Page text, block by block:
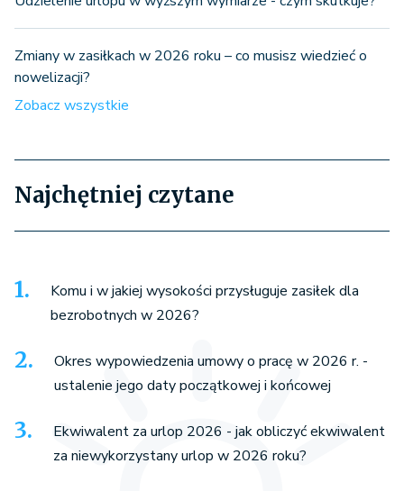
Zmiany w zasiłkach w 2026 roku – co musisz wiedzieć o
nowelizacji?
Zobacz wszystkie
Najchętniej czytane
Komu i w jakiej wysokości przysługuje zasiłek dla
bezrobotnych w 2026?
Okres wypowiedzenia umowy o pracę w 2026 r. -
ustalenie jego daty początkowej i końcowej
Ekwiwalent za urlop 2026 - jak obliczyć ekwiwalent
za niewykorzystany urlop w 2026 roku?